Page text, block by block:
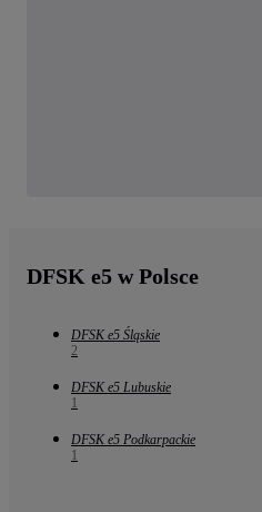
DFSK e5 w Polsce
DFSK e5 Śląskie
2
DFSK e5 Lubuskie
1
DFSK e5 Podkarpackie
1